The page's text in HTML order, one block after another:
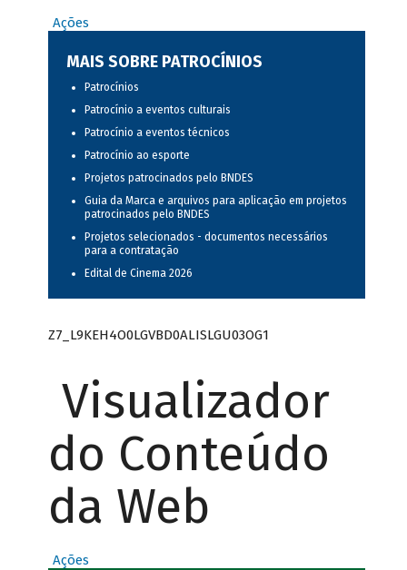
Ações
MAIS SOBRE PATROCÍNIOS
Patrocínios
Patrocínio a eventos culturais
Patrocínio a eventos técnicos
Patrocínio ao esporte
Projetos patrocinados pelo BNDES
Guia da Marca e arquivos para aplicação em projetos
patrocinados pelo BNDES
Projetos selecionados - documentos necessários
para a contratação
Edital de Cinema 2026
Z7_L9KEH4O0LGVBD0ALISLGU03OG1
Visualizador
do Conteúdo
da Web
Ações